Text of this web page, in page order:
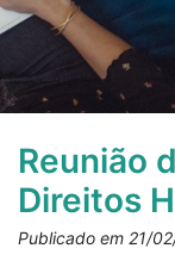
Reunião
Direitos
Publicado em 21/